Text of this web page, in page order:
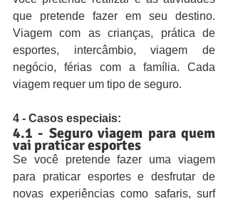
que pretende fazer em seu destino.
Viagem com as crianças, prática de
esportes, intercâmbio, viagem de
negócio, férias com a família. Cada
viagem requer um tipo de seguro.
4 - Casos especiais:
4.1 - Seguro viagem para quem
vai praticar esportes
Se você pretende fazer uma viagem
para praticar esportes e desfrutar de
novas experiências como safaris, surf